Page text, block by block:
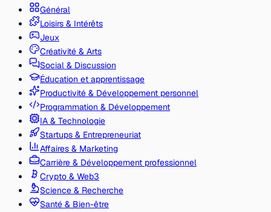
Général
Loisirs & Intérêts
Jeux
Créativité & Arts
Social & Discussion
Éducation et apprentissage
Productivité & Développement personnel
Programmation & Développement
IA & Technologie
Startups & Entrepreneuriat
Affaires & Marketing
Carrière & Développement professionnel
Crypto & Web3
Science & Recherche
Santé & Bien-être